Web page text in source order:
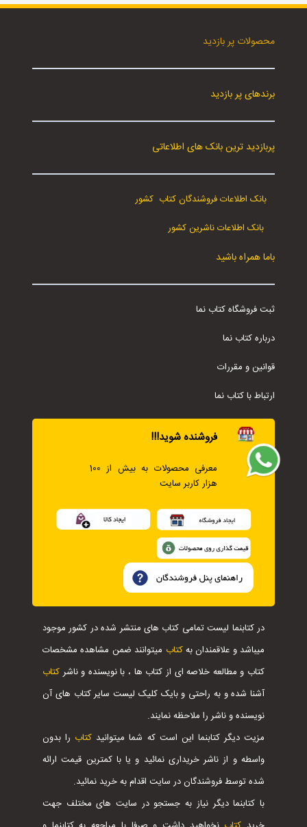
محصولات پر بازدید
برندهای پر بازدید
پربازدید ترین بانک های اطلاعاتی
بانک اطلاعات فروشندگان کتاب کشور
بانک اطلاعات ناشرین کشور
باما همراه باشید
ثبت فروشگاه کتاب نما
درباره کتاب نما
قوانین و مقررات
ارتباط با کتاب نما
فروشنده شوید!!!
معرفی محصولات به بیش از 100
هزار کاربر سایت
در کتابنما لیست تمامی کتاب های منتشر شده در کشور موجود
میباشد و علاقمندان بهکتاب میتوانند ضمن مشاهده مشخصات
کتاب و مطالعه خلاصه ای از کتاب ها ، با نویسنده و ناشر کتاب
آشنا شده و به راحتی و بایک کلیک لیست سایر کتاب های آن
نویسنده و ناشر را ملاحظه نمایند.
مزیت دیگر کتابنما این است که شما میتوانید کتاب را بدون
واسطه و از ناشر خریداری نمائید و یا با کمترین قیمت ارائه
شده توسط فروشندگان در سایت اقدام به خرید نمائید.
با کتابنما دیگر نیاز به جستجو در سایت های مختلف جهت